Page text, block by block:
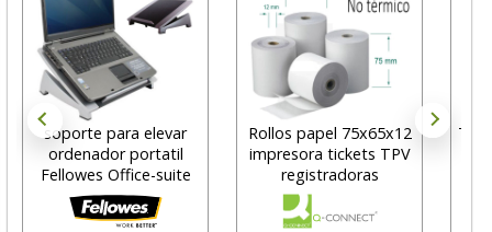
soporte para elevar
ordenador portatil
Fellowes Office-suite
Rollos papel 75x65x12
impresora tickets TPV
registradoras